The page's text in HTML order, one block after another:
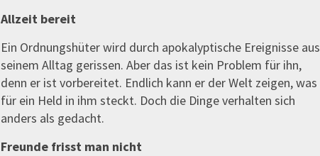
Allzeit bereit
Ein Ordnungshüter wird durch apokalyptische Ereignisse aus
seinem Alltag gerissen. Aber das ist kein Problem für ihn,
denn er ist vorbereitet. Endlich kann er der Welt zeigen, was
für ein Held in ihm steckt. Doch die Dinge verhalten sich
anders als gedacht.
Freunde frisst man nicht